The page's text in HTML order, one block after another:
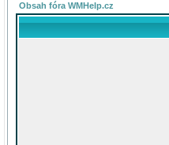
Obsah fóra WMHelp.cz